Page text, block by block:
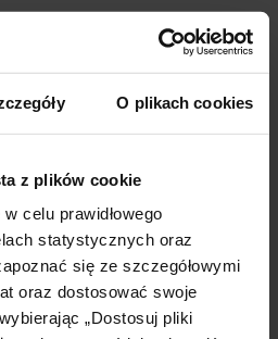
O plikach cookies
z plików cookie
celu prawidłowego
statystycznych oraz
się ze szczegółowymi
oraz dostosować swoje
„Dostosuj pliki